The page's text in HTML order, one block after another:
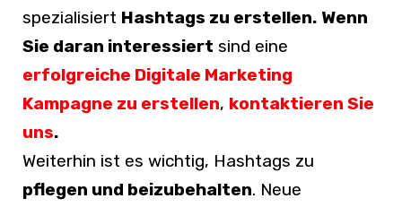
spezialisiert Hashtags zu erstellen. Wenn
Sie daran interessiert sind eine
erfolgreiche Digitale Marketing
Kampagne zu erstellen, kontaktieren Sie
uns.
Weiterhin ist es wichtig, Hashtags zu
pflegen und beizubehalten. Neue